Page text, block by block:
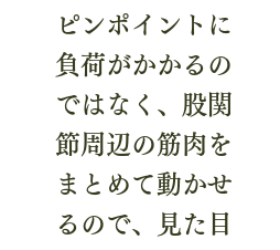
ピンポイントに
負荷がかかるの
ではなく、股関
節周辺の筋肉を
まとめて動かせ
るので、見た目